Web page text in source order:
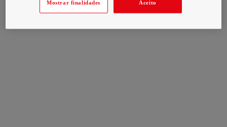
Mostrar finalidades Aceito